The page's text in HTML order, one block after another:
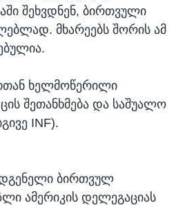
შეხვდნენ, ბირთვული
მხარეებს შორის ამ
ხელმოწერილი
შეთანხმება და საშუალო
INF).
ბირთვულ
ამერიკის დელეგაციას